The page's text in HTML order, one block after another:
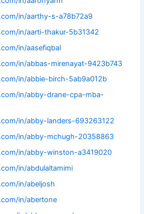
in/aarthy-s-a78b72a9
in/aarti-thakur-5b31342
in/aasefiqbal
in/abbas-mirenayat-9423b743
in/abbie-birch-5ab9a012b
in/abby-drane-cpa-mba-
in/abby-landers-693263122
in/abby-mchugh-20358863
in/abby-winston-a3419020
in/abdulaltamimi
in/abeljosh
in/abertone